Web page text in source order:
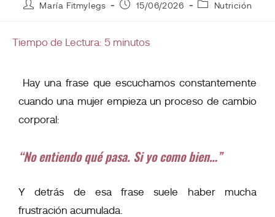
María Fitmylegs 15/06/2026 Nutrición
Tiempo de Lectura: 5 minutos
Hay una frase que escuchamos constantemente
cuando una mujer empieza un proceso de cambio
corporal:
“No entiendo qué pasa. Si yo como bien…”
Y detrás de esa frase suele haber mucha
frustración acumulada.